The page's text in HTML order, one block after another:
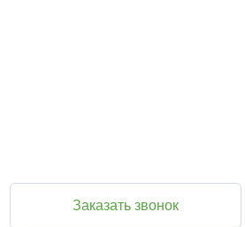
Заказать звонок